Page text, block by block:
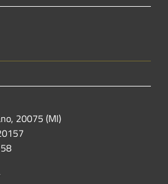
20075 (MI)